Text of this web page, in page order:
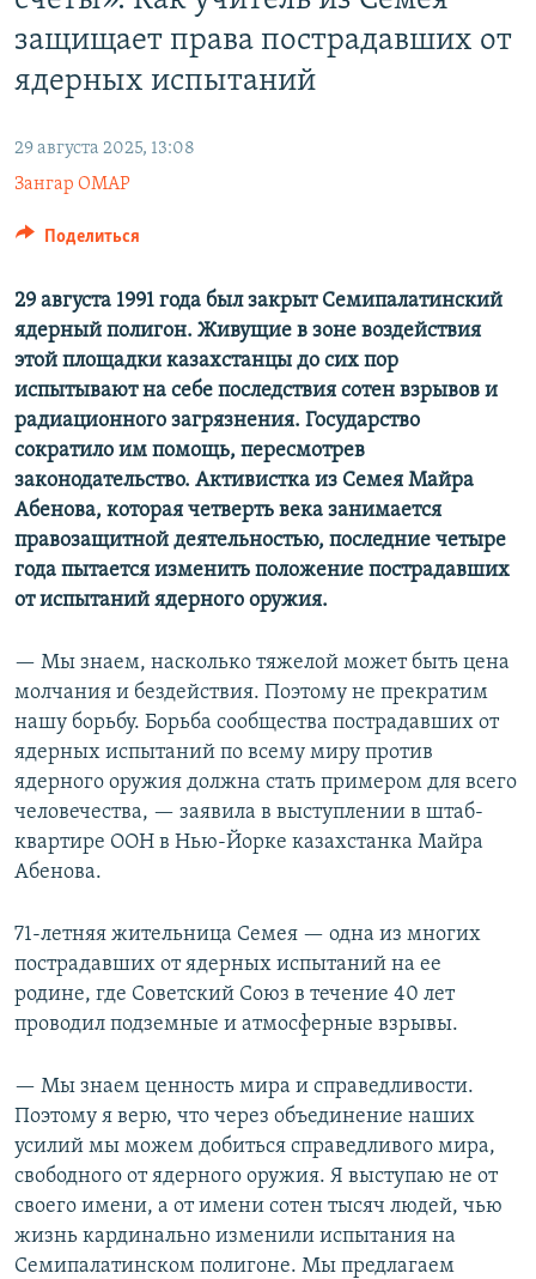
защищает права пострадавших от
ядерных испытаний
29 августа 2025, 13:08
Зангар ОМАР
Поделиться
29 августа 1991 года был закрыт Семипалатинский
ядерный полигон. Живущие в зоне воздействия
этой площадки казахстанцы до сих пор
испытывают на себе последствия сотен взрывов и
радиационного загрязнения. Государство
сократило им помощь, пересмотрев
законодательство. Активистка из Семея Майра
Абенова, которая четверть века занимается
правозащитной деятельностью, последние четыре
года пытается изменить положение пострадавших
от испытаний ядерного оружия.
— Мы знаем, насколько тяжелой может быть цена
молчания и бездействия. Поэтому не прекратим
нашу борьбу. Борьба сообщества пострадавших от
ядерных испытаний по всему миру против
ядерного оружия должна стать примером для всего
человечества, — заявила в выступлении в штаб-
квартире ООН в Нью-Йорке казахстанка Майра
Абенова.
71-летняя жительница Семея — одна из многих
пострадавших от ядерных испытаний на ее
родине, где Советский Союз в течение 40 лет
проводил подземные и атмосферные взрывы.
— Мы знаем ценность мира и справедливости.
Поэтому я верю, что через объединение наших
усилий мы можем добиться справедливого мира,
свободного от ядерного оружия. Я выступаю не от
своего имени, а от имени сотен тысяч людей, чью
жизнь кардинально изменили испытания на
Семипалатинском полигоне. Мы предлагаем